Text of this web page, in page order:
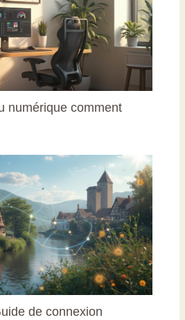
numérique comment
de connexion